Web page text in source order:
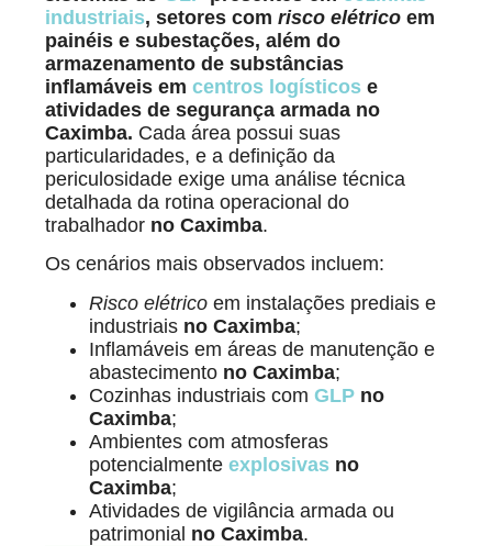
industriais, setores comrisco elétrico em
painéis e subestações, além do
armazenamento de substâncias
inflamáveis emcentros logísticos e
atividades de segurança armada no
Caximba. Cada área possui suas
particularidades, e a definição da
periculosidade exige uma análise técnica
detalhada da rotina operacional do
trabalhador no Caximba.
Os cenários mais observados incluem:
Risco elétrico em instalações prediais e
industriais no Caximba;
Inflamáveis em áreas de manutenção e
abastecimento no Caximba;
Cozinhas industriais comGLP no
Caximba;
Ambientes com atmosferas
potencialmenteexplosivas no
Caximba;
Atividades de vigilância armada ou
patrimonial no Caximba.